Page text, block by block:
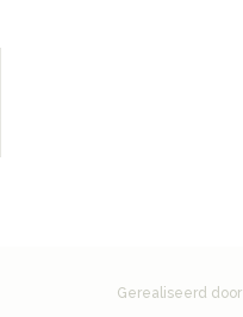
Gerealiseerd door